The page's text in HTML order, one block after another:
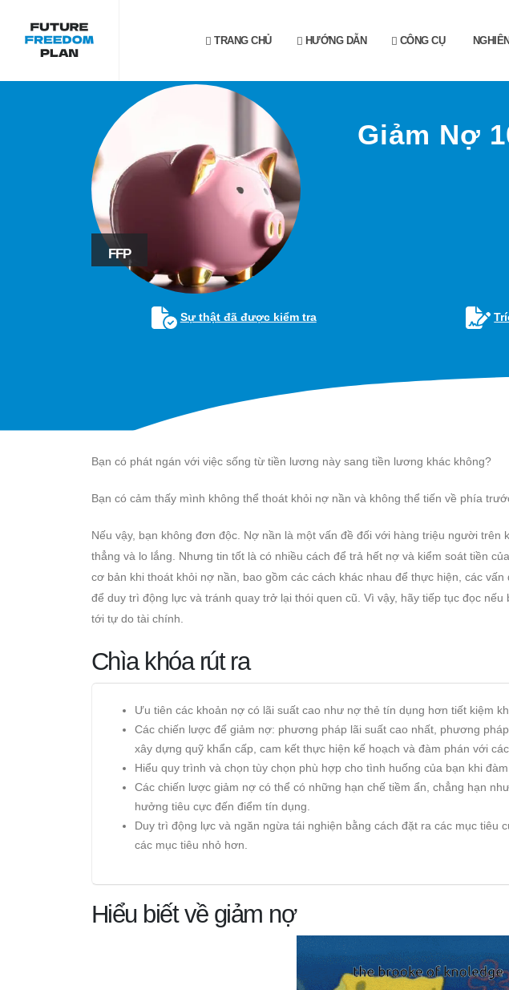
TRANG CHỦ HƯỚNG DẪN CÔNG CỤ
FFP
Giảm Nợ
Sự thật đã được kiểm tra
Bạn có phát ngán với việc sống từ tiền lương này sang tiền lương khác không?
Bạn có cảm thấy mình không thể thoát khỏi nợ nần và không thể tiến về phía
Nếu vậy, bạn không đơn độc. Nợ nần là một vấn đề đối với hàng triệu người trên
thẳng và lo lắng. Nhưng tin tốt là có nhiều cách để trả hết nợ và kiểm soát tiền
cơ bản khi thoát khỏi nợ nần, bao gồm các cách khác nhau để thực hiện, các
để duy trì động lực và tránh quay trở lại thói quen cũ. Vì vậy, hãy tiếp tục đọc
tới tự do tài chính.
Chìa khóa rút ra
Ưu tiên các khoản nợ có lãi suất cao như nợ thẻ tín dụng hơn tiết kiệm
Các chiến lược để giảm nợ: phương pháp lãi suất cao nhất, phương
xây dựng quỹ khẩn cấp, cam kết thực hiện kế hoạch và đàm phán với
Hiểu quy trình và chọn tùy chọn phù hợp cho tình huống của bạn khi
Các chiến lược giảm nợ có thể có những hạn chế tiềm ẩn, chẳng hạn
hưởng tiêu cực đến điểm tín dụng.
Duy trì động lực và ngăn ngừa tái nghiện bằng cách đặt ra các mục tiêu
các mục tiêu nhỏ hơn.
Hiểu biết về giảm nợ